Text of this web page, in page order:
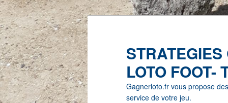
LOTO FOOT-
Gagnerloto.fr vous propose
service de votre jeu.